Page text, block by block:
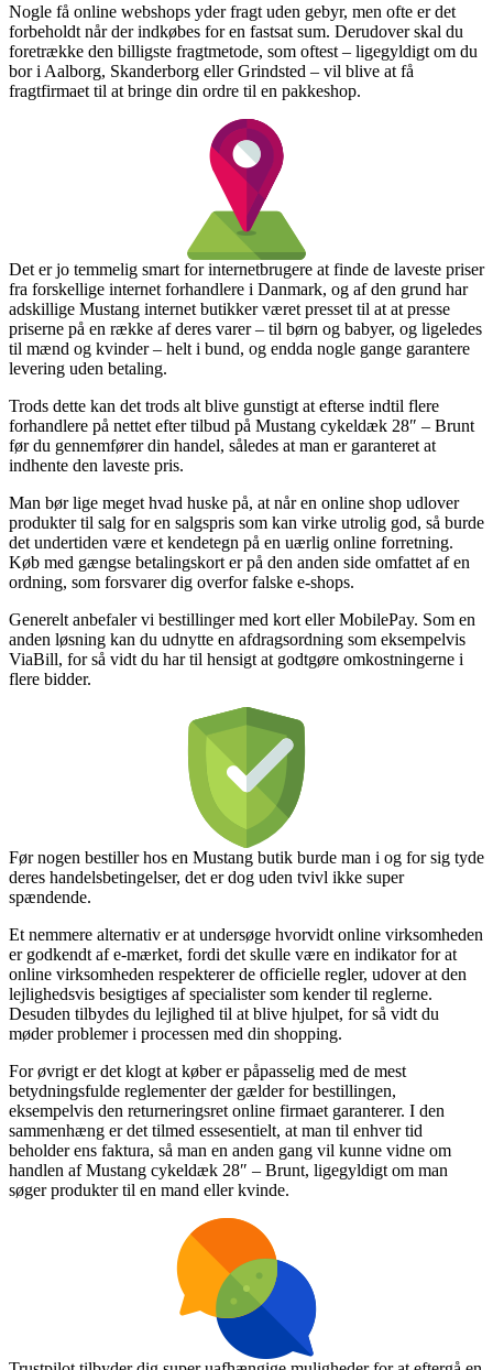
Nogle få online webshops yder fragt uden gebyr, men ofte er det
forbeholdt når der indkøbes for en fastsat sum. Derudover skal du
foretrække den billigste fragtmetode, som oftest – ligegyldigt om du
bor i Aalborg, Skanderborg eller Grindsted – vil blive at få
fragtfirmaet til at bringe din ordre til en pakkeshop.
Det er jo temmelig smart for internetbrugere at finde de laveste priser
fra forskellige internet forhandlere i Danmark, og af den grund har
adskillige Mustang internet butikker været presset til at at presse
priserne på en række af deres varer – til børn og babyer, og ligeledes
til mænd og kvinder – helt i bund, og endda nogle gange garantere
levering uden betaling.
Trods dette kan det trods alt blive gunstigt at efterse indtil flere
forhandlere på nettet efter tilbud på Mustang cykeldæk 28″ – Brunt
før du gennemfører din handel, således at man er garanteret at
indhente den laveste pris.
Man bør lige meget hvad huske på, at når en online shop udlover
produkter til salg for en salgspris som kan virke utrolig god, så burde
det undertiden være et kendetegn på en uærlig online forretning.
Køb med gængse betalingskort er på den anden side omfattet af en
ordning, som forsvarer dig overfor falske e-shops.
Generelt anbefaler vi bestillinger med kort eller MobilePay. Som en
anden løsning kan du udnytte en afdragsordning som eksempelvis
ViaBill, for så vidt du har til hensigt at godtgøre omkostningerne i
flere bidder.
Før nogen bestiller hos en Mustang butik burde man i og for sig tyde
deres handelsbetingelser, det er dog uden tvivl ikke super
spændende.
Et nemmere alternativ er at undersøge hvorvidt online virksomheden
er godkendt af e-mærket, fordi det skulle være en indikator for at
online virksomheden respekterer de officielle regler, udover at den
lejlighedsvis besigtiges af specialister som kender til reglerne.
Desuden tilbydes du lejlighed til at blive hjulpet, for så vidt du
møder problemer i processen med din shopping.
For øvrigt er det klogt at køber er påpasselig med de mest
betydningsfulde reglementer der gælder for bestillingen,
eksempelvis den returneringsret online firmaet garanterer. I den
sammenhæng er det tilmed essesentielt, at man til enhver tid
beholder ens faktura, så man en anden gang vil kunne vidne om
handlen af Mustang cykeldæk 28″ – Brunt, ligegyldigt om man
søger produkter til en mand eller kvinde.